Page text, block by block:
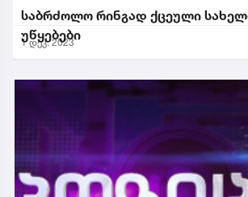
საბრძოლო რინგად ქცეული
უწყებები
1 დეკ. 2023